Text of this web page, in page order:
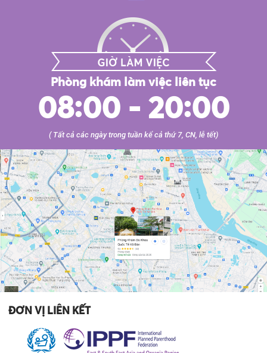
Phòng khám làm việc liên tục
08:00 - 20:00
( Tất cả các ngày trong tuần kể cả thứ 7, CN, lễ tết)
ĐƠN VỊ LIÊN KẾT